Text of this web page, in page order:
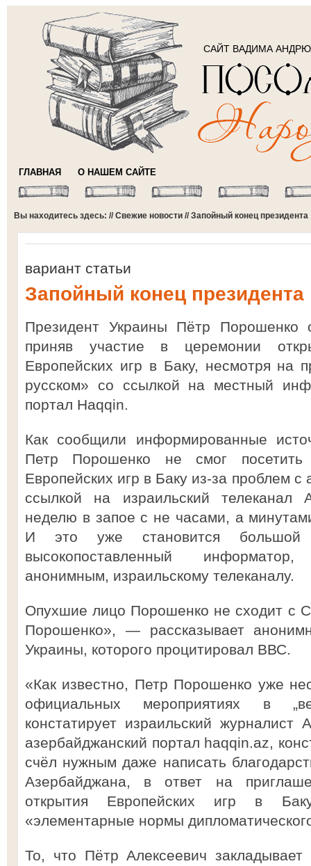
САЙТ ВАДИМА
ГЛАВНАЯ О НАШЕМ САЙТЕ
Вы находитесь здесь: //Свежие новости // Запойный конец президента
вариант статьи
Запойный конец президента
Президент Украины Пётр Порошенко
приняв участие в церемонии
Европейских игр в Баку, несмотря на
русском» со ссылкой на местный
портал Haqqin.
Как сообщили информированные
Петр Порошенко не смог
Европейских игр в Баку из-за проблем с
ссылкой на израильский
неделю в запое с не часами, а
И это уже становится
высокопоставленный
анонимным, израильскому телеканалу.
Опухшие лицо Порошенко не сходит с
Порошенко», — рассказывает
Украины, которого процитировал ВВС.
«Как известно, Петр Порошенко уже
официальных мероприятиях в
констатирует израильский
азербайджанский портал haqqin.az,
счёл нужным даже написать
Азербайджана, в ответ на
открытия Европейских игр в
«элементарные нормы
То, что Пётр Алексеевич